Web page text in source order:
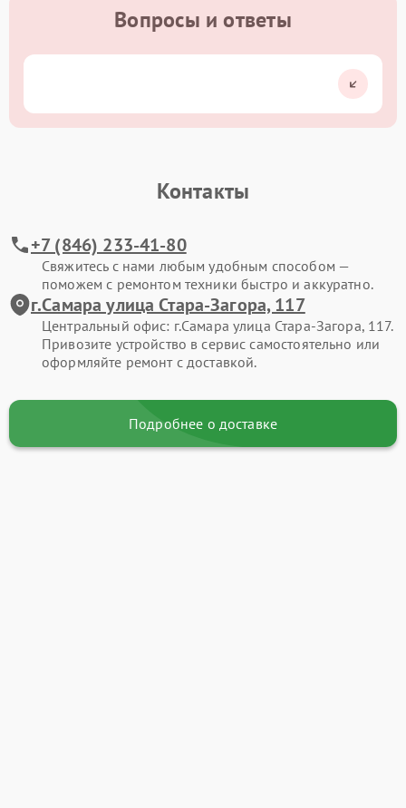
Вопросы и ответы
Контакты
+7 (846) 233-41-80
Свяжитесь с нами любым удобным способом —
поможем с ремонтом техники быстро и аккуратно.
г.Самара улица Стара-Загора, 117
Центральный офис: г.Самара улица Стара-Загора, 117.
Привозите устройство в сервис самостоятельно или
оформляйте ремонт с доставкой.
Подробнее о доставке